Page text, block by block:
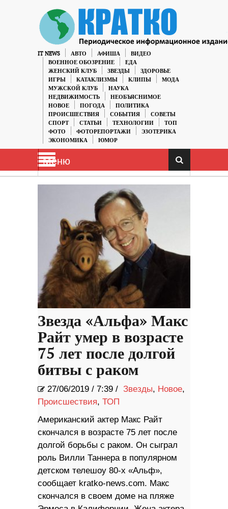
IT NEWS АВТО АФИША
ВИДЕО
ВОЕННОЕ ОБОЗРЕНИЕ
ЕДА
ЖЕНСКИЙ КЛУБ
ЗВЕЗДЫ
ЗДОРОВЬЕ
ИГРЫ
КАТАКЛИЗМЫ КЛИПЫ
МОДА
МУЖСКОЙ КЛУБ
НАУКА
НЕДВИЖИМОСТЬ
НЕОБЪЯСНИМОЕ
НОВОЕ
ПОГОДА
ПОЛИТИКА
ПРОИСШЕСТВИЯ
СОБЫТИЯ
СОВЕТЫ
СПОРТ
СТАТЬИ ТЕХНОЛОГИИ
ТОП
ФОТО
ФОТОРЕПОРТАЖИ
ЭЗОТЕРИКА
ЭКОНОМИКА
ЮМОР
Меню
Звезда «Альфа» Макс
Райт умер в возрасте
75 лет после долгой
битвы с раком
27/06/2019 / 7:39 / Звезды, Новое,
Происшествия, ТОП
Американский актер Макс Райт
скончался в возрасте 75 лет после
долгой борьбы с раком. Он сыграл
роль Вилли Таннера в популярном
детском телешоу 80-х «Альф»,
сообщает kratko-news.com. Макс
скончался в своем доме на пляже